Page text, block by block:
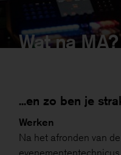
Wat na MA?
...en zo ben je
Werken
Na het afronden van